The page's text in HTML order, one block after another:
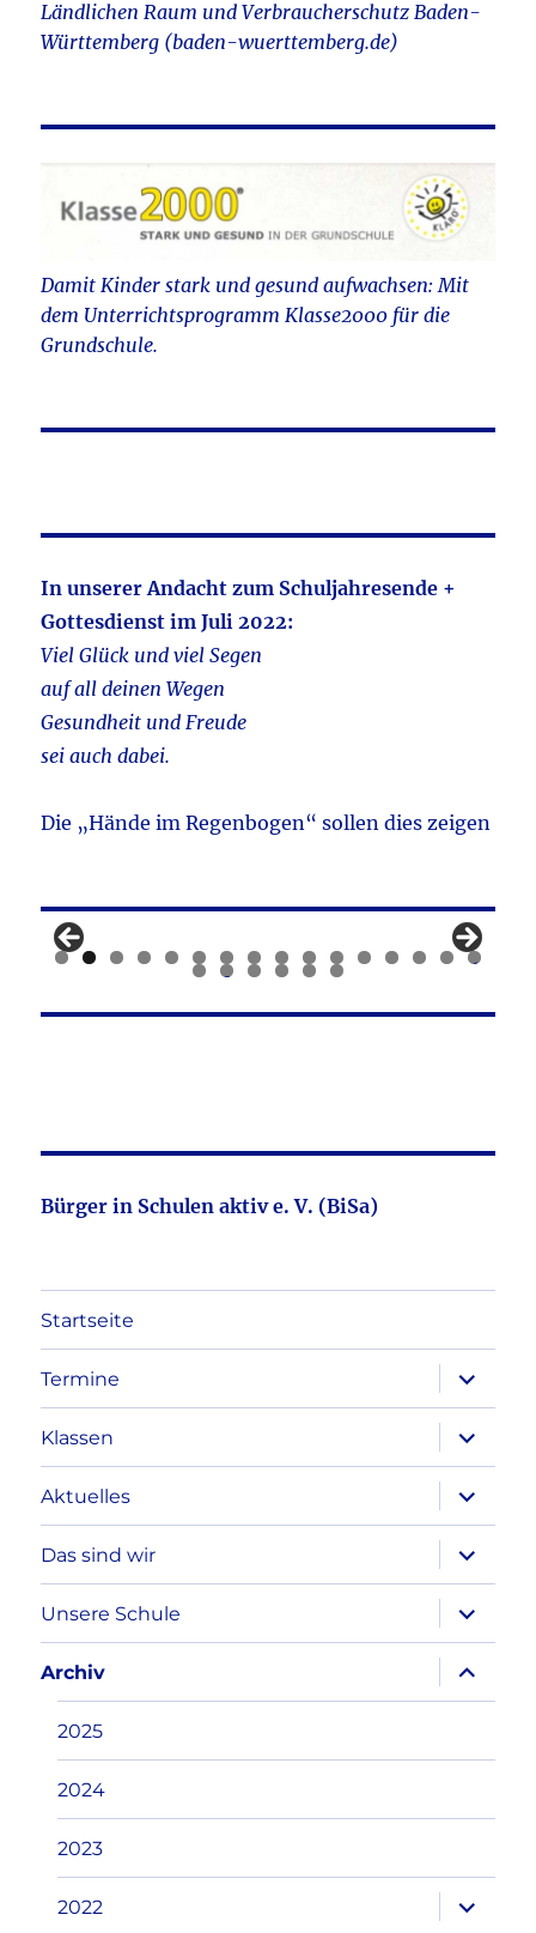
Ländlichen Raum und Verbraucherschutz Baden-
Württemberg (baden-wuerttemberg.de)
Damit Kinder stark und gesund aufwachsen: Mit
dem Unterrichtsprogramm Klasse2000 für die
Grundschule.
In unserer Andacht zum Schuljahresende +
Gottesdienst im Juli 2022:
Viel Glück und viel Segen
auf all deinen Wegen
Gesundheit und Freude
sei auch dabei.
Die „Hände im Regenbogen“ sollen dies zeigen
0 1 2 3 4 5 6
7 8 9 0 1 2
Bürger in Schulen aktiv e. V. (BiSa)
Startseite
Termine
öffnen
Klassen
öffnen
Aktuelles
öffnen
Das sind wir
öffnen
Unsere Schule
öffnen
Archiv
öffnen
2025
2024
2023
2022
öffnen